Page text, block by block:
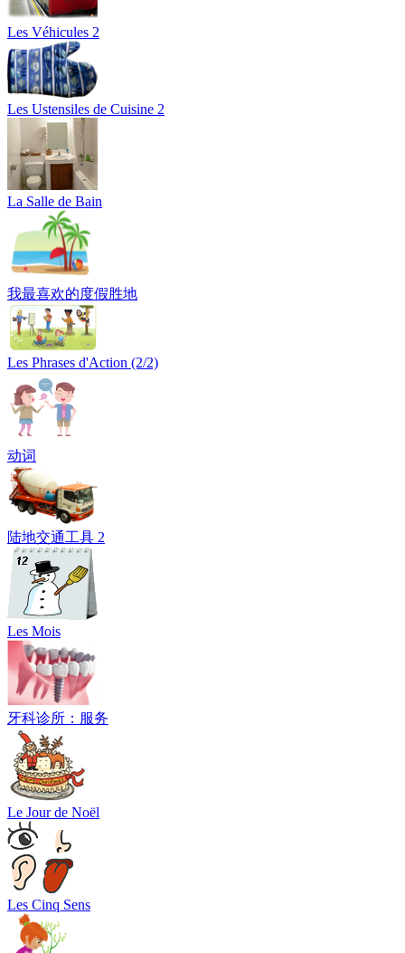
Les Véhicules 2
Les Ustensiles de Cuisine 2
La Salle de Bain
我最喜欢的度假胜地
Les Phrases d'Action (2/2)
动词
陆地交通工具 2
Les Mois
牙科诊所：服务
Le Jour de Noël
Les Cinq Sens